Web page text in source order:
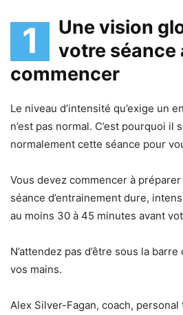
1
Une vision
votre séance
commencer
Le niveau d’intensité qu’exige un
n’est pas normal. C’est pourquoi il
normalement cette séance pour
Vous devez commencer à
séance d’entrainement dure,
au moins 30 à 45 minutes avant
N’attendez pas d’être sous la
vos mains.
Alex Silver-Fagan, coach, personal